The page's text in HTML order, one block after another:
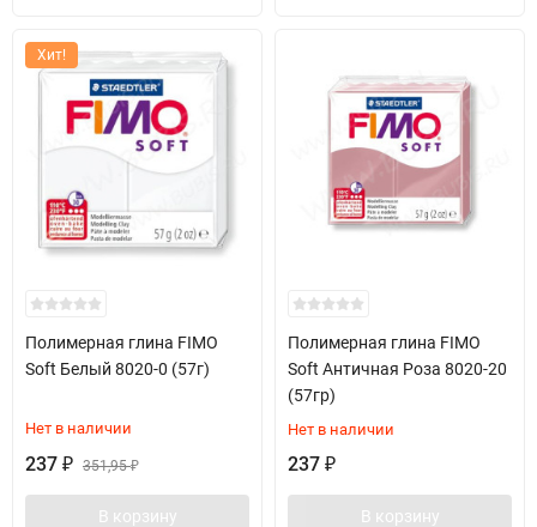
Хит!
Полимерная глина FIMO
Soft Белый 8020-0 (57г)
Нет в наличии
237 ₽ 351,95₽
В корзину
Полимерная глина FIMO
Soft Античная Роза 8020-20
(57гр)
Нет в наличии
237 ₽
В корзину